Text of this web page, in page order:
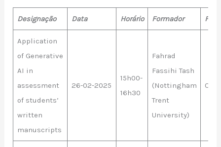
Designação Data Horário Formador
Application
of Generative
AI in
assessment
of students’
written
manuscripts
26-02-2025
15h00-
16h30
Fahrad
Fassihi Tash
(Nottingham
Trent
University)